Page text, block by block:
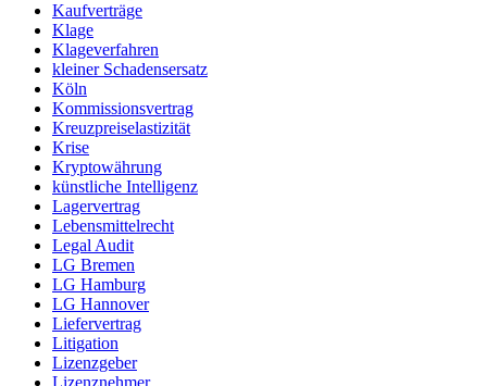
Kaufverträge
Klage
Klageverfahren
kleiner Schadensersatz
Köln
Kommissionsvertrag
Kreuzpreiselastizität
Krise
Kryptowährung
künstliche Intelligenz
Lagervertrag
Lebensmittelrecht
Legal Audit
LG Bremen
LG Hamburg
LG Hannover
Liefervertrag
Litigation
Lizenzgeber
Lizenznehmer